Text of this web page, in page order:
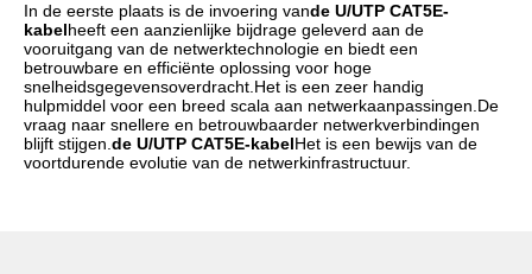
In de eerste plaats is de invoering vande U/UTP CAT5E-
kabelheeft een aanzienlijke bijdrage geleverd aan de
vooruitgang van de netwerktechnologie en biedt een
betrouwbare en efficiënte oplossing voor hoge
snelheidsgegevensoverdracht.Het is een zeer handig
hulpmiddel voor een breed scala aan netwerkaanpassingen.De
vraag naar snellere en betrouwbaarder netwerkverbindingen
blijft stijgen. de U/UTP CAT5E-kabelHet is een bewijs van de
voortdurende evolutie van de netwerkinfrastructuur.